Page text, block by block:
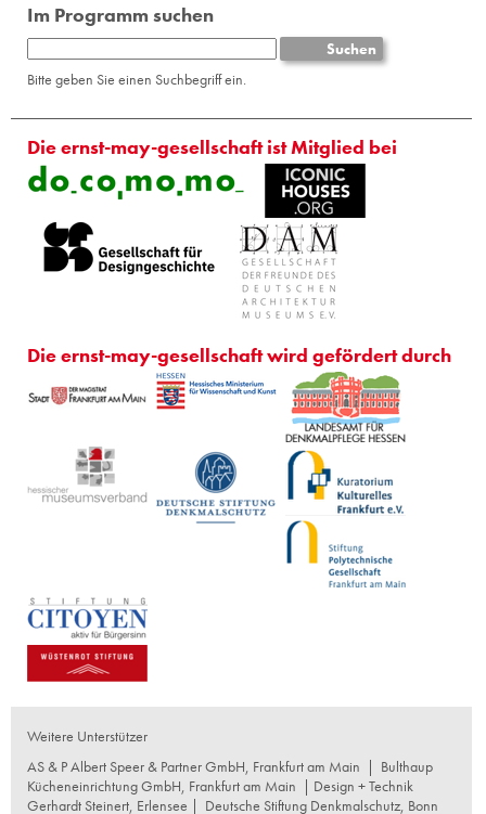
Im Programm suchen
Bitte geben Sie einen Suchbegriff ein.
Die ernst-may-gesellschaft ist Mitglied bei
Die ernst-may-gesellschaft wird gefördert durch
Weitere Unterstützer
AS & P Albert Speer & Partner GmbH, Frankfurt am Main | Bulthaup
Kücheneinrichtung GmbH, Frankfurt am Main | Design + Technik
Gerhardt Steinert, Erlensee | Deutsche Stiftung Denkmalschutz, Bonn